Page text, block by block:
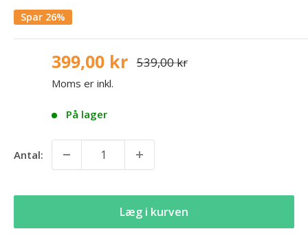
Spar 26%
399,00 kr 539,00 kr
Moms er inkl.
På lager
Antal:
Læg i kurven